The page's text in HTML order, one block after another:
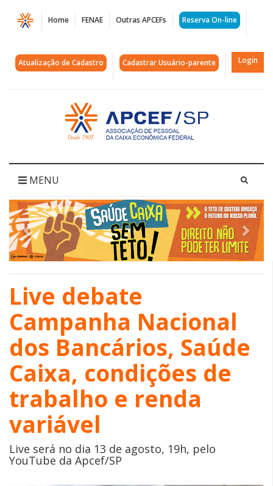
Página
APCEF/SP
Pessoal
Caixa
Econômica
de
SP
Home FENAE Outras APCEFs Reserva On-line
Atualização de Cadastro Cadastrar Usuário-parente Login
Acessar
página
inicial
MENU
Próximo
Live debate
Campanha Nacional
dos Bancários, Saúde
Caixa, condições de
trabalho e renda
variável
Live será no dia 13 de agosto, 19h, pelo
YouTube da Apcef/SP